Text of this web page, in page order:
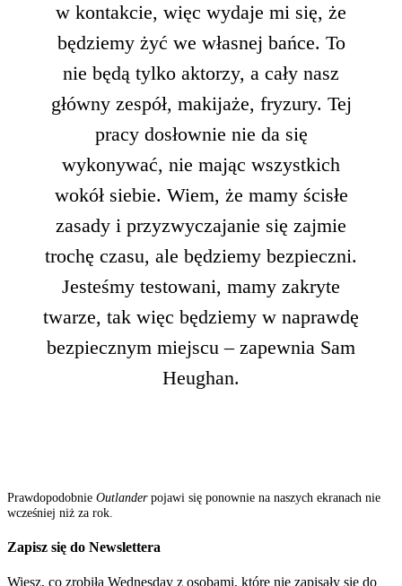
w kontakcie, więc wydaje mi się, że
będziemy żyć we własnej bańce. To
nie będą tylko aktorzy, a cały nasz
główny zespół, makijaże, fryzury. Tej
pracy dosłownie nie da się
wykonywać, nie mając wszystkich
wokół siebie. Wiem, że mamy ścisłe
zasady i przyzwyczajanie się zajmie
trochę czasu, ale będziemy bezpieczni.
Jesteśmy testowani, mamy zakryte
twarze, tak więc będziemy w naprawdę
bezpiecznym miejscu – zapewnia Sam
Heughan.
Prawdopodobnie Outlanderpojawi się ponownie na naszych ekranach nie
wcześniej niż za rok.
Zapisz się do Newslettera
Wiesz, co zrobiła Wednesday z osobami, które nie zapisały się do